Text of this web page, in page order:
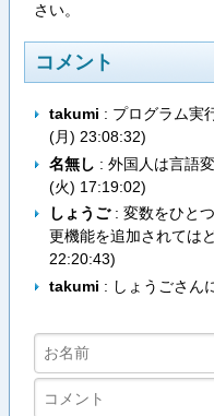
さい。
コメント
takumi : プログラム実
(月) 23:08:32)
名無し : 外国人は言語
(火) 17:19:02)
しょうご: 変数をひと
更機能を追加されては
22:20:43)
takumi : しょうごさん